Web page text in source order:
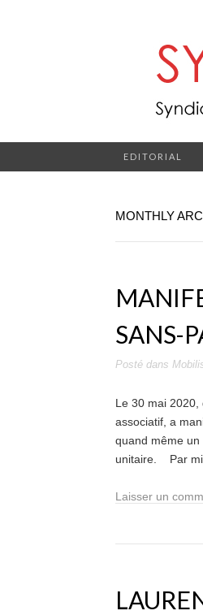
EDITORIAL
MONTHLY
SANS-
Posté dans
Le 30 mai 2020,
associatif, a
quand même
unitaire. Par
Laisser un